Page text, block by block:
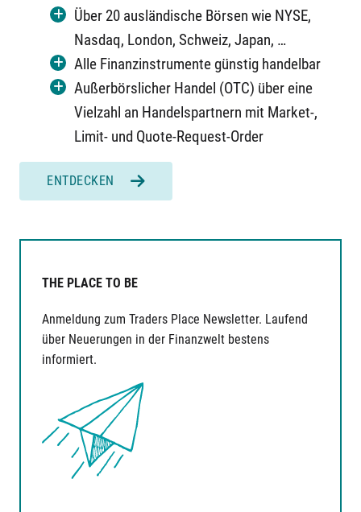
Über 20 ausländische Börsen wie NYSE,
Nasdaq, London, Schweiz, Japan, …
Alle Finanzinstrumente günstig handelbar
Außerbörslicher Handel (OTC) über eine
Vielzahl an Handelspartnern mit Market-,
Limit- und Quote-Request-Order
ENTDECKEN
THE PLACE TO BE
Anmeldung zum Traders Place Newsletter. Laufend
über Neuerungen in der Finanzwelt bestens
informiert.